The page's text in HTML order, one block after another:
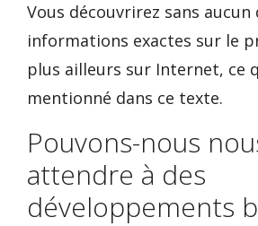
Vous découvrirez sans aucun
informations exactes sur le
plus ailleurs sur Internet, ce
mentionné dans ce texte.
Pouvons-nous
attendre à des
développements